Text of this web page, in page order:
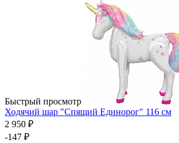
Быстрый просмотр
Ходячий шар "Спящий Единорог" 116 см
2 950 ₽
-147 ₽